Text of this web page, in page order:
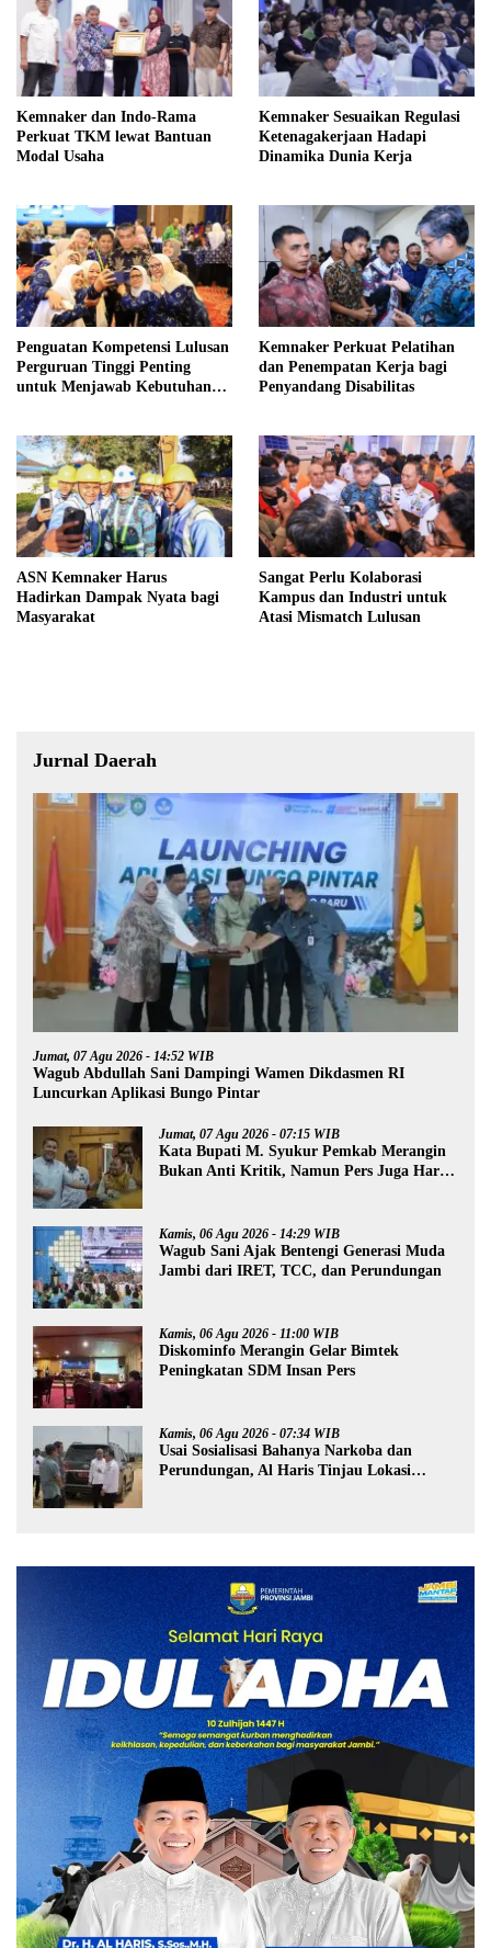
Kemnaker dan Indo-Rama
Perkuat TKM lewat Bantuan
Modal Usaha
Kemnaker Sesuaikan Regulasi
Ketenagakerjaan Hadapi
Dinamika Dunia Kerja
Penguatan Kompetensi Lulusan
Perguruan Tinggi Penting
untuk Menjawab Kebutuhan
Kemnaker Perkuat Pelatihan
dan Penempatan Kerja bagi
Penyandang Disabilitas
ASN Kemnaker Harus
Hadirkan Dampak Nyata bagi
Masyarakat
Sangat Perlu Kolaborasi
Kampus dan Industri untuk
Atasi Mismatch Lulusan
Jurnal Daerah
Jumat, 07 Agu 2026 - 14:52 WIB
Wagub Abdullah Sani Dampingi Wamen Dikdasmen RI
Luncurkan Aplikasi Bungo Pintar
Jumat, 07 Agu 2026 - 07:15 WIB
Kata Bupati M. Syukur Pemkab Merangin
Bukan Anti Kritik, Namun Pers Juga Harus
Kamis, 06 Agu 2026 - 14:29 WIB
Wagub Sani Ajak Bentengi Generasi Muda
Jambi dari IRET, TCC, dan Perundungan
Kamis, 06 Agu 2026 - 11:00 WIB
Diskominfo Merangin Gelar Bimtek
Peningkatan SDM Insan Pers
Kamis, 06 Agu 2026 - 07:34 WIB
Usai Sosialisasi Bahanya Narkoba dan
Perundungan, Al Haris Tinjau Lokasi